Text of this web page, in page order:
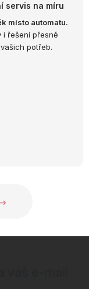
servis na míru
místo automatu.
i řešení přesně
potřeb.